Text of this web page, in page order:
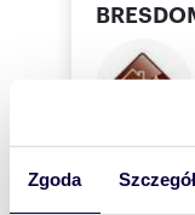
Zgoda 605 10